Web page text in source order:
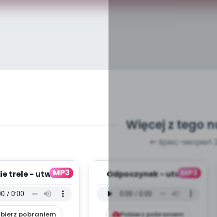
Więcej z tego
lipiec-sierpień
MP3
trele - utwór
mp3)
pobraniem
MP3
Odpoczynek - utwór
mp3)
Pobierz pobraniem